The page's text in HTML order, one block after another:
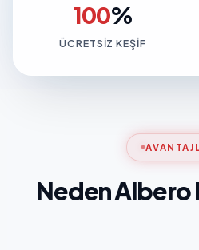
100%
ÜCRETSIZ KEŞIF
Neden Albero